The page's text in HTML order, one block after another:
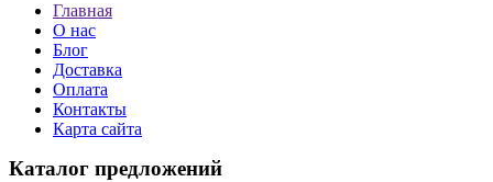
Главная
О нас
Блог
Доставка
Оплата
Контакты
Карта сайта
Каталог предложений